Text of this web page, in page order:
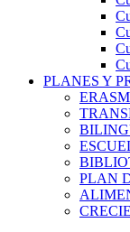
PLANES Y
PLAN